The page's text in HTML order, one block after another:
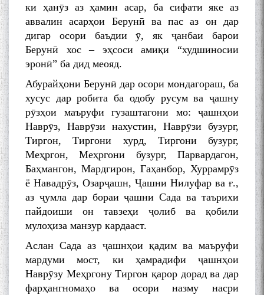
ки ҳанӯз аз ҳамин асар, ба сифати яке аз
аввалин асарҳои Берунӣ ва пас аз он дар
дигар осори баъдии ӯ, як ҷанбаи барои
Берунӣ хос – эҳсоси амиқи “худшиносии
эронӣ” ба дид меояд.
Абурайҳони Берунӣ дар осори мондагораш, ба
хусус дар робита ба одобу русум ва ҷашну
рӯзҳои маъруфи гузаштагони мо: ҷашнҳои
Наврӯз, Наврӯзи нахустин, Наврӯзи бузург,
Тиргон, Тиргони хурд, Тиргони бузург,
Меҳргон, Меҳргони бузург, Парвардагон,
Баҳмангон, Мардгирон, Гаҳанбор, Хуррамрӯз
ё Навадрӯз, Озарҷашн, Ҷашни Нилуфар ва ғ.,
аз ҷумла дар бораи ҷашни Сада ва таърихи
пайдоиши он тавзеҳи ҷолиб ва қобили
мулоҳиза манзур кардааст.
Аслан Сада аз ҷашнҳои қадим ва маъруфи
мардуми мост, ки ҳамрадифи ҷашнҳои
Наврӯзу Меҳргону Тиргон қарор дорад ва дар
фарҳангномаҳо ва осори назму насри